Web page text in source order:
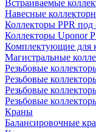
Встраиваемые
Навесные
Коллекторы PPR под
Коллекторы Uponor
Комплектующие для
Магистральные
Резьбовые
Резьбовые
Резьбовые
Резьбовые
Краны
Балансировочные